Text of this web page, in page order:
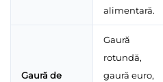
alimentară.
Gaură de
Gaură
rotundă,
gaură euro,